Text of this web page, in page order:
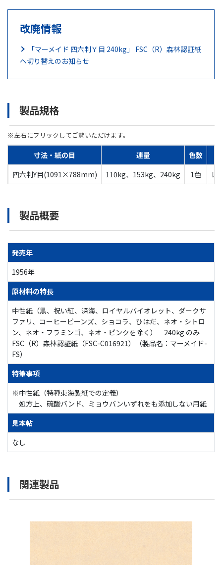
改廃情報
「マーメイド 四六判Ｙ目 240kg」 FSC（R）森林認証紙
へ切り替えのお知らせ
製品規格
※左右にフリックしてご覧いただけます。
寸法・紙の目 連量 色数
四六判Y目(1091×788mm)
110kg、153kg、240kg 1色 レ
製品概要
発売年
1956年
原材料の特長
中性紙（黒、祝い紅、深海、ロイヤルバイオレット、ダークサ
ファリ、コーヒービーンズ、ショコラ、ひはだ、ネオ・シトロ
ン、ネオ・フラミンゴ、ネオ・ピンクを除く） 240kg のみ
FSC（R）森林認証紙（FSC-C016921）（製品名：マーメイド-
FS）
特筆事項
※中性紙（特種東海製紙での定義）
処方上、硫酸バンド、ミョウバンいずれをも添加しない用紙
見本帖
なし
関連製品